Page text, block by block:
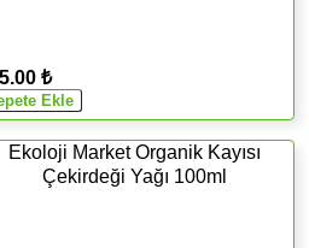
₺
Ekoloji Market Organik Kayısı
Çekirdeği Yağı 100ml